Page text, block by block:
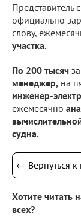
Представитель
официально
слову,
участка.
По 200 тысяч
менеджер, на
инженер-
ежемесячно
судна.
← Вернуться к
Хотите читать
всех?